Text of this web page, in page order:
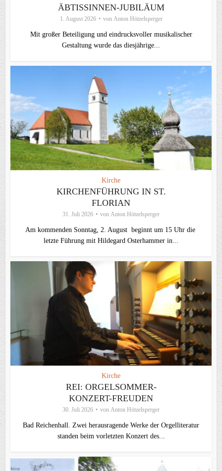
ÄBTISSINNEN-JUBILÄUM
1. August 2026 von Anton Hötzelsperger
Mit großer Beteiligung und eindrucksvoller musikalischer
Gestaltung wurde das diesjährige...
Kirche
KIRCHENFÜHRUNG IN ST.
FLORIAN
31. Juli 2026 von Anton Hötzelsperger
Am kommenden Sonntag, 2. August beginnt um 15 Uhr die
letzte Führung mit Hildegard Osterhammer in...
Kirche
REI: ORGELSOMMER-
KONZERT-FREUDEN
30. Juli 2026 von Anton Hötzelsperger
Bad Reichenhall. Zwei herausragende Werke der Orgelliteratur
standen beim vorletzten Konzert des...